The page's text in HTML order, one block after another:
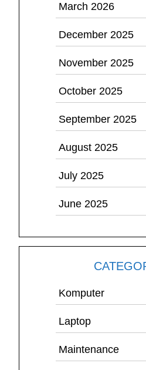
March 2026
December 2025
November 2025
October 2025
September 2025
August 2025
July 2025
June 2025
Komputer
Laptop
Maintenance